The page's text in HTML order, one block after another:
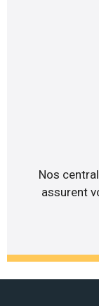
Nos
assurent